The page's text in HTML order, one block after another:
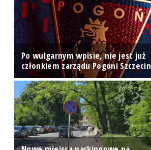
Po wulgarnym wpisie, nie jest już
członkiem zarządu Pogoni Szczecin